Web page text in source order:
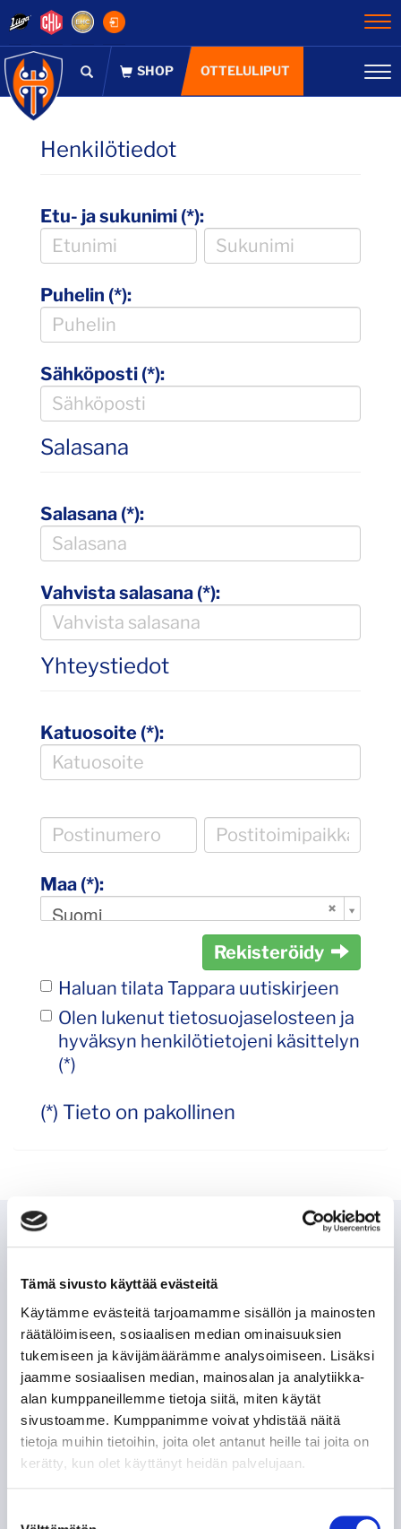
Tämä sivusto käyttää evästeitä
Käytämme evästeitä tarjoamamme sisällön ja mainosten
räätälöimiseen, sosiaalisen median ominaisuuksien
tukemiseen ja kävijämäärämme analysoimiseen. Lisäksi
jaamme sosiaalisen median, mainosalan ja analytiikka-
alan kumppaneillemme tietoja siitä, miten käytät
sivustoamme. Kumppanimme voivat yhdistää näitä
tietoja muihin tietoihin, joita olet antanut heille tai joita on
kerätty, kun olet käyttänyt heidän palvelujaan.
OTTELULIPUT
Henkilötiedot
Etu- ja sukunimi (*):
Puhelin (*):
Sähköposti (*):
Salasana
Salasana (*):
Vahvista salasana (*):
Yhteystiedot
Katuosoite (*):
Maa (*):
Suomi
Rekisteröidy
Haluan tilata Tappara uutiskirjeen
Olen lukenut tietosuojaselosteen ja
hyväksyn henkilötietojeni käsittelyn
(*)
(*) Tieto on pakollinen